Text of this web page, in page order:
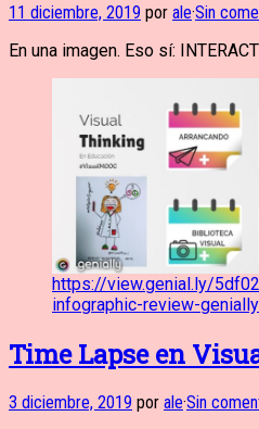
11 diciembre, 2019 por ale·Sin
En una imagen. Eso sí:
https://view.genial.ly/
infographic-review-
Time Lapse en
3 diciembre, 2019 por ale·Sin